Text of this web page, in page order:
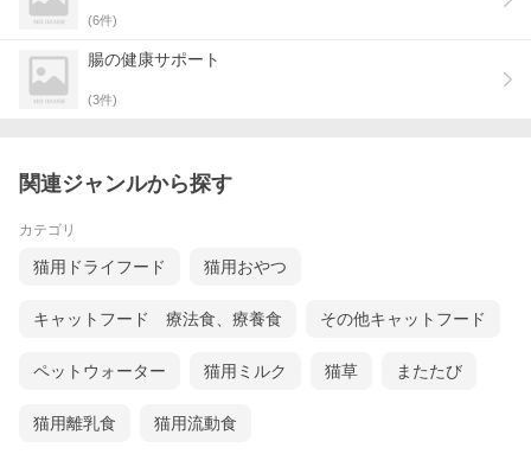
(6件)
腸の健康サポート
(3件)
関連ジャンルから探す
カテゴリ
猫用ドライフード 猫用おやつ
キャットフード 療法食、療養食 その他キャットフード
ペットウォーター 猫用ミルク 猫草 またたび
猫用離乳食 猫用流動食